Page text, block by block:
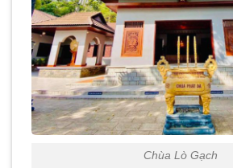
Chùa Lò Gạch